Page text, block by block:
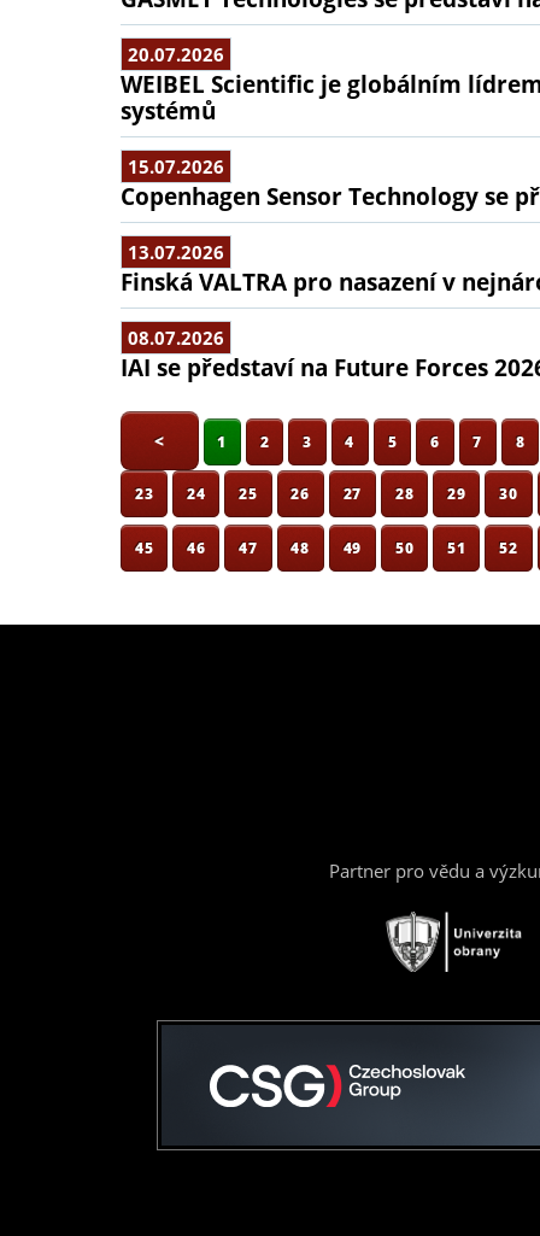
20.07.2026
WEIBEL Scientific je globálním
systémů
15.07.2026
Copenhagen Sensor Technology se
13.07.2026
Finská VALTRA pro nasazení v
08.07.2026
IAI se představí na Future Forces
< 1 2 3 4 5 6 7 8
23 24 25 26 27 28 29 30
45 46 47 48 49 50 51 52
Partner pro vědu a